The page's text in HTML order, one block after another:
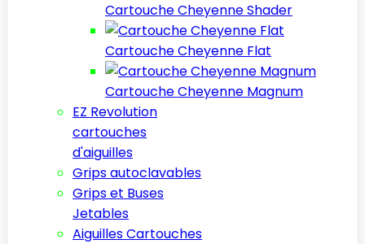
Cartouche Cheyenne Shader
Cartouche Cheyenne Flat
Cartouche Cheyenne Magnum
EZ Revolution
cartouches
d'aiguilles
Grips autoclavables
Grips et Buses
Jetables
Aiguilles Cartouches